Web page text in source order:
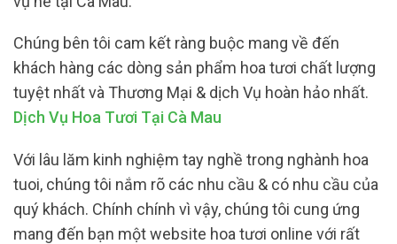
Chúng bên tôi cam kết ràng buộc mang về đến
khách hàng các dòng sản phẩm hoa tươi chất lượng
tuyệt nhất và Thương Mại & dịch Vụ hoàn hảo nhất.
Dịch Vụ Hoa Tươi Tại Cà Mau
Với lâu lăm kinh nghiệm tay nghề trong nghành hoa
tuoi, chúng tôi nắm rõ các nhu cầu & có nhu cầu của
quý khách. Chính chính vì vậy, chúng tôi cung ứng
mang đến bạn một website hoa tươi online với rất